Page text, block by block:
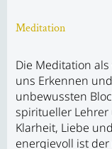
Meditation
Die Meditation
uns Erkennen
unbewussten
spiritueller
Klarheit, Liebe
energievoll ist